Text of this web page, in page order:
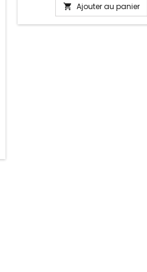
tailles disponible : 17, 18, 19, 20,
 Ajouter au panier